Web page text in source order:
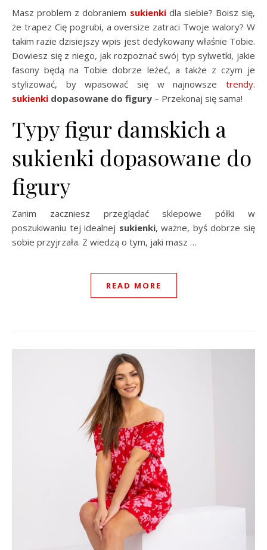
Masz problem z dobraniem sukienkidla siebie? Boisz się,
że trapez Cię pogrubi, a oversize zatraci Twoje walory? W
takim razie dzisiejszy wpis jest dedykowany właśnie Tobie.
Dowiesz się z niego, jak rozpoznać swój typ sylwetki, jakie
fasony będą na Tobie dobrze leżeć, a także z czym je
stylizować, by wpasować się w najnowsze trendy.
sukienki dopasowane do figury – Przekonaj się sama!
Typy figur damskich a
sukienki dopasowane do
figury
Zanim zaczniesz przeglądać sklepowe półki w
poszukiwaniu tej idealnej sukienki, ważne, byś dobrze się
sobie przyjrzała. Z wiedzą o tym, jaki masz …
READ MORE